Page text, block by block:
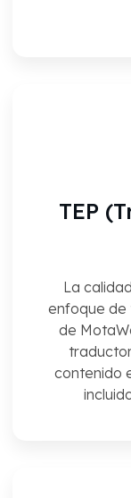
TEP
La
enfoque de
de
contenido